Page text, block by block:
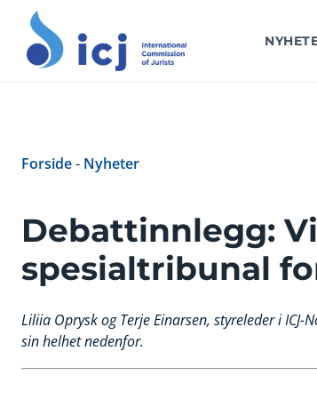
Forside- Nyheter
Debattinnlegg:
spesialtribunal
Liliia Oprysk og Terje Einarsen, styreleder i ICJ-
sin helhet nedenfor.